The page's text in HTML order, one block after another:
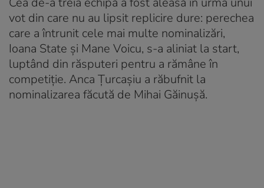
vot din care nu au lipsit replicire dure: perechea
care a întrunit cele mai multe nominalizări,
Ioana State și Mane Voicu, s-a aliniat la start,
luptând din răsputeri pentru a rămâne în
competiție. Anca Țurcașiu a răbufnit la
nominalizarea făcută de Mihai Găinușă.